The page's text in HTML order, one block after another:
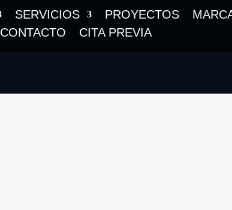
SERVICIOS PROYECTOS
CONTACTO CITA PREVIA